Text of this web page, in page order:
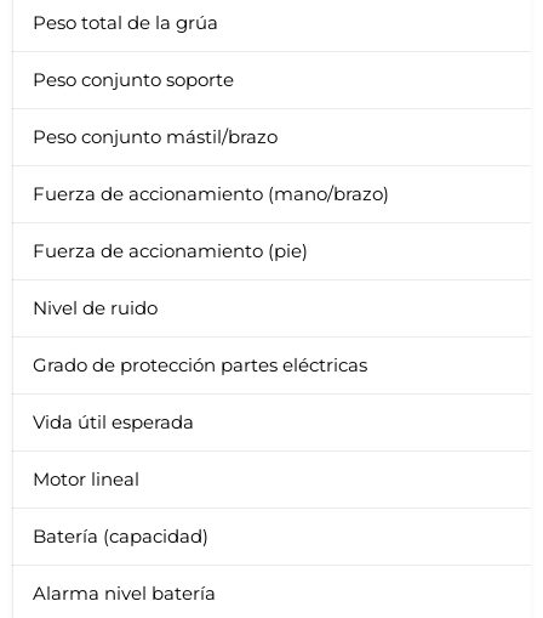
Peso total de la grúa
Peso conjunto soporte
Peso conjunto mástil/brazo
Fuerza de accionamiento (mano/brazo)
Fuerza de accionamiento (pie)
Nivel de ruido
Grado de protección partes eléctricas
Vida útil esperada
Motor lineal
Batería (capacidad)
Alarma nivel batería